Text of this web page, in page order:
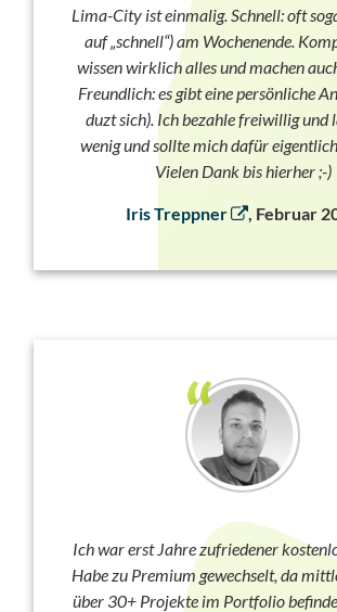
Lima-City ist einmalig. Schnell: oft
auf „schnell“) am Wochenende.
wissen wirklich alles und machen
Freundlich: es gibt eine persönliche
duzt sich). Ich bezahle freiwillig und
wenig und sollte mich dafür
Vielen Dank bis hierher ;-)
Iris Treppner , Februar
Ich war erst Jahre zufriedener
Habe zu Premium gewechselt, da
über 30+ Projekte im Portfolio